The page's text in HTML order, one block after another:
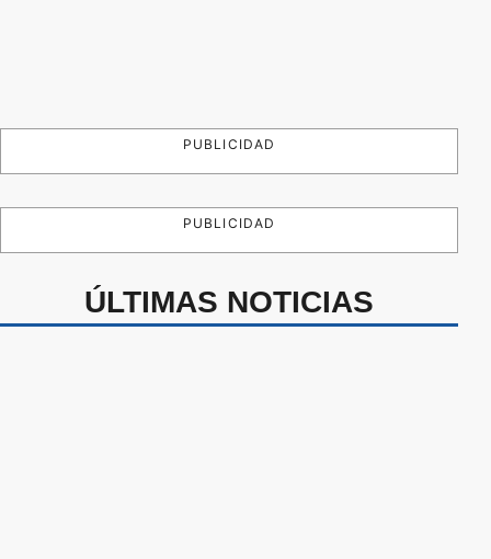
PUBLICIDAD
PUBLICIDAD
ÚLTIMAS NOTICIAS